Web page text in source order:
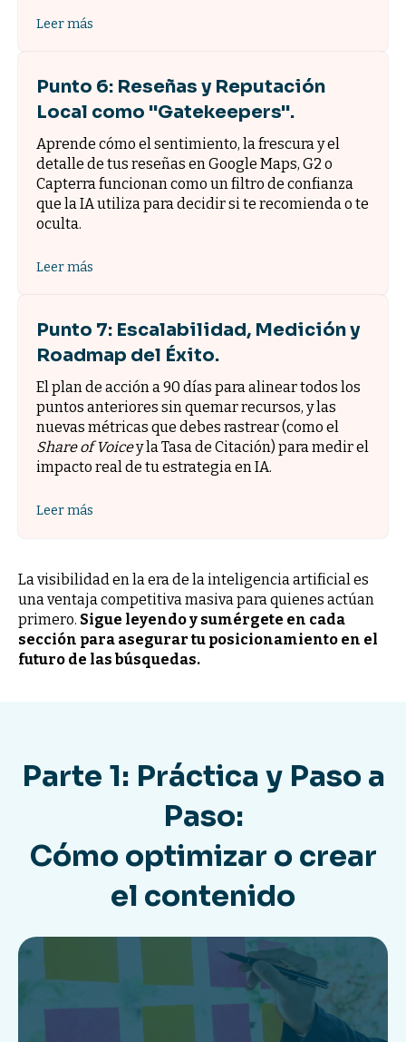
Leer más
Punto 6: Reseñas y Reputación
Local como "Gatekeepers".
Aprende cómo el sentimiento, la frescura y el
detalle de tus reseñas en Google Maps, G2 o
Capterra funcionan como un filtro de confianza
que la IA utiliza para decidir si te recomienda o te
oculta.
Leer más
Punto 7: Escalabilidad, Medición y
Roadmap del Éxito.
El plan de acción a 90 días para alinear todos los
puntos anteriores sin quemar recursos, y las
nuevas métricas que debes rastrear (como el
Share of Voicey la Tasa de Citación) para medir el
impacto real de tu estrategia en IA.
Leer más
La visibilidad en la era de la inteligencia artificial es
una ventaja competitiva masiva para quienes actúan
primero. Sigue leyendo y sumérgete en cada
sección para asegurar tu posicionamiento en el
futuro de las búsquedas.
Parte 1: Práctica y Paso a
Paso:
Cómo optimizar o crear
el contenido